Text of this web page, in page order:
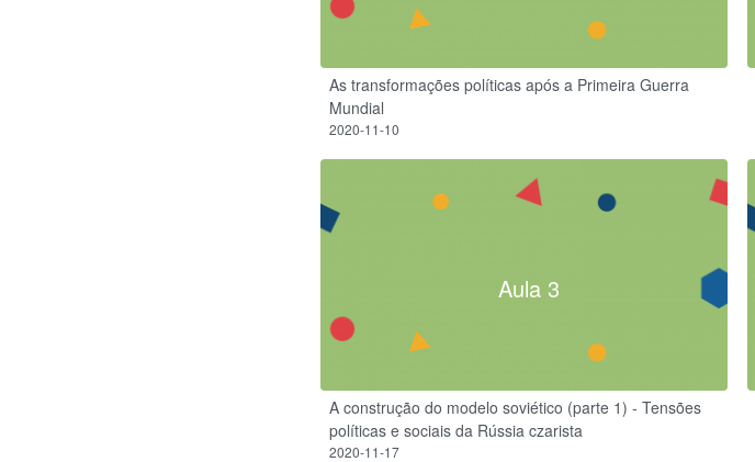
As transformações políticas após a Primeira Guerra
Mundial
2020-11-10
Aula 3
A construção do modelo soviético (parte 1) - Tensões
políticas e sociais da Rússia czarista
2020-11-17